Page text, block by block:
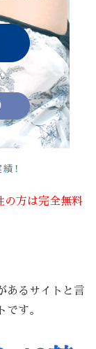
方は完全無料
あるサイトと言
です。